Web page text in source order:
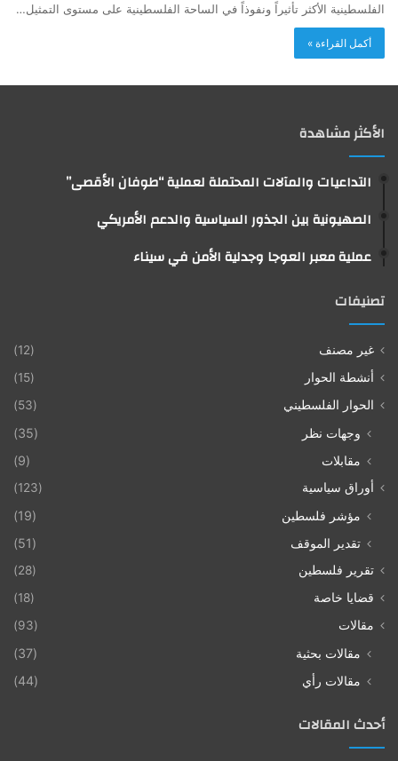
الفلسطينية الأكثر تأثيراً ونفوذاً في الساحة الفلسطينية على مستوى التمثيل…
أكمل القراءة »
الأكثر مشاهدة
التداعيات والمآلات المحتملة لعملية “طوفان الأقصى”
الصهيونية بين الجذور السياسية والدعم الأمريكي
عملية معبر العوجا وجدلية الأمن في سيناء
تصنيفات
غير مصنف
(12)
أنشطة الحوار
(15)
الحوار الفلسطيني
(53)
وجهات نظر
(35)
مقابلات
(9)
أوراق سياسية (123)
مؤشر فلسطين
(19)
تقدير الموقف
(51)
تقرير فلسطين
(28)
قضايا خاصة
(18)
مقالات
(93)
مقالات بحثية
(37)
مقالات رأي
(44)
أحدث المقالات